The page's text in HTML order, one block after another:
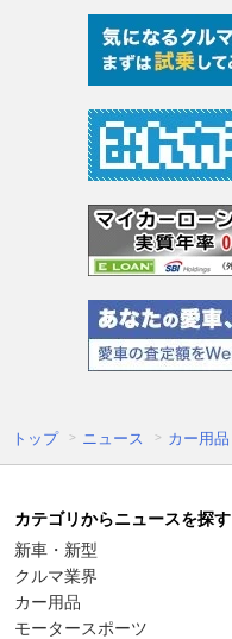
トップ ニュース カー用品
カテゴリからニュースを探す
新車・新型
クルマ業界
カー用品
モータースポーツ